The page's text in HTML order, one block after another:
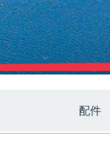
配件